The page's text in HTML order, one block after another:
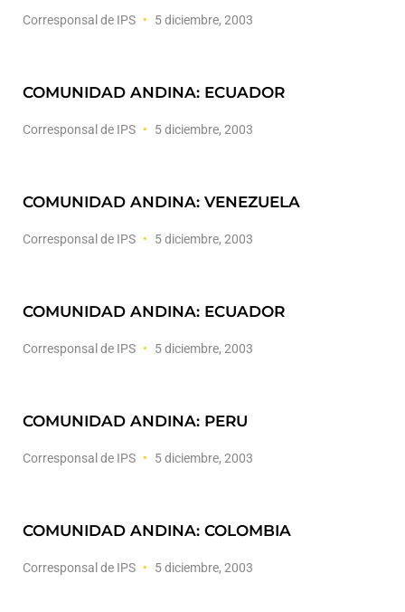
Corresponsal de IPS 5 diciembre, 2003
COMUNIDAD ANDINA: ECUADOR
Corresponsal de IPS 5 diciembre, 2003
COMUNIDAD ANDINA: VENEZUELA
Corresponsal de IPS 5 diciembre, 2003
COMUNIDAD ANDINA: ECUADOR
Corresponsal de IPS 5 diciembre, 2003
COMUNIDAD ANDINA: PERU
Corresponsal de IPS 5 diciembre, 2003
COMUNIDAD ANDINA: COLOMBIA
Corresponsal de IPS 5 diciembre, 2003